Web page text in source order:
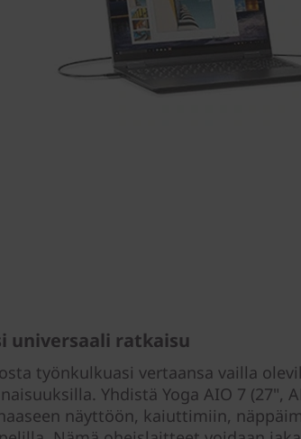
universaali ratkaisu
työnkulkuasi vertaansa vailla
Yhdistä Yoga AIO 7 (27",
näyttöön, kaiuttimiin,